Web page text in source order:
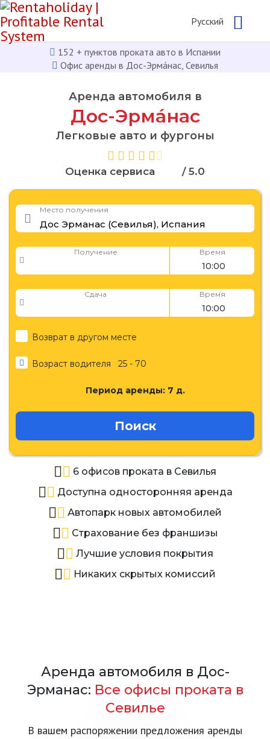
Русcкий
152 + пунктов проката авто в Испании
Офис аренды в Дос-Эрма́нас, Севилья
Аренда автомобиля в
Дос-Эрма́нас
Легковые авто и фургоны
Оценка сервиса / 5.0
Место получения
Получение Время
Сдача Время
Возврат в другом месте
Возраст водителя 25 - 70
Период аренды: 7 д.
Поиск
6 офисов проката в Севилья
Доступна односторонняя аренда
Автопарк новых автомобилей
Страхование без франшизы
Лучшие условия покрытия
Никаких скрытых комиссий
Аренда автомобиля в Дос-
Эрманас: Все офисы проката в
Севилье
В вашем распоряжении предложения аренды